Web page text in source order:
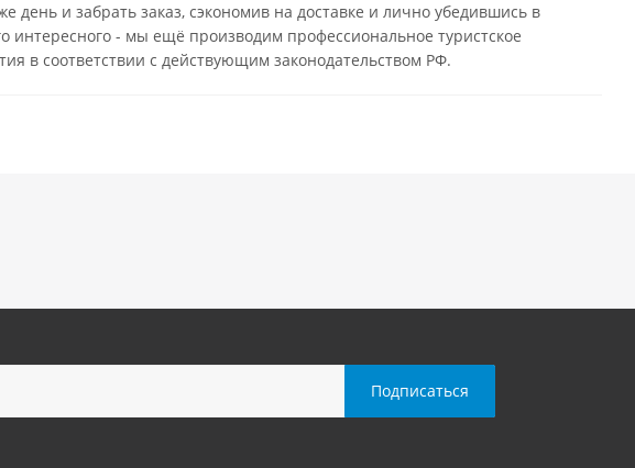
и забрать заказ, сэкономив на доставке и лично убедившись в
интересного - мы ещё производим профессиональное туристское
в соответствии с действующим законодательством РФ.